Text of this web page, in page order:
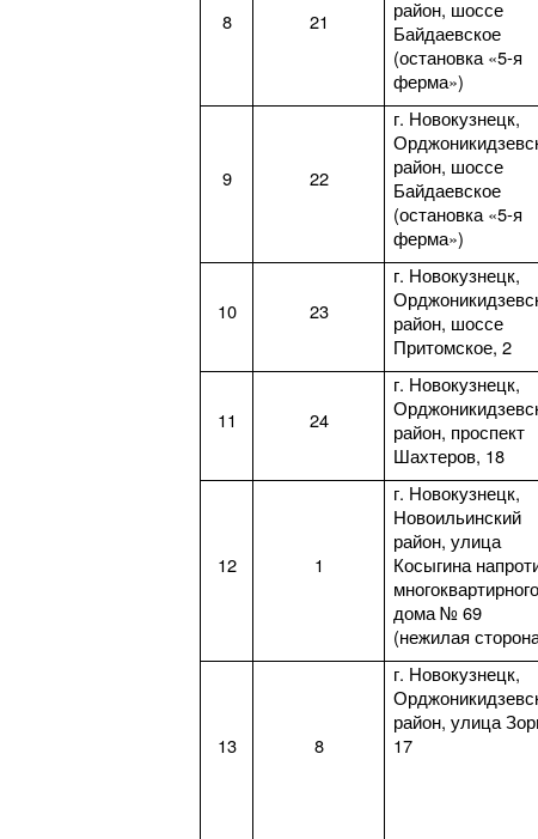
8 21
район, шоссе
Байдаевское
(остановка «5-я
ферма»)
9 22
г. Новокузнецк,
район, шоссе
Байдаевское
(остановка «5-я
ферма»)
10 23
г. Новокузнецк,
район, шоссе
Притомское, 2
11 24
г. Новокузнецк,
район, проспект
Шахтеров, 18
12 1
г. Новокузнецк,
Новоильинский
район, улица
Косыгина
многоквартирного
дома № 69
(нежилая
13 8
г. Новокузнецк,
район, улица
17